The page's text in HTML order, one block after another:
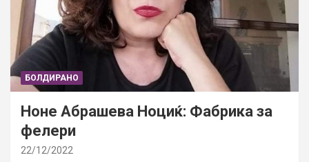
БОЛДИРАНО
Ноне Абрашева Ноциќ: Фабрика за
фелери
22/12/2022